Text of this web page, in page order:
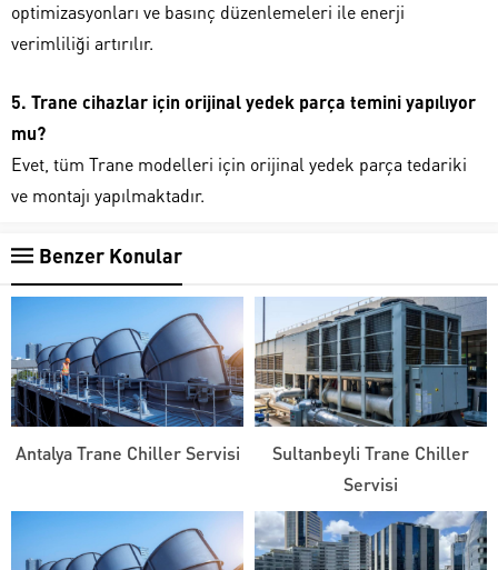
optimizasyonları ve basınç düzenlemeleri ile enerji
verimliliği artırılır.
5. Trane cihazlar için orijinal yedek parça temini yapılıyor
mu?
Evet, tüm Trane modelleri için orijinal yedek parça tedariki
ve montajı yapılmaktadır.
Benzer Konular
Antalya Trane Chiller Servisi
Sultanbeyli Trane Chiller
Servisi